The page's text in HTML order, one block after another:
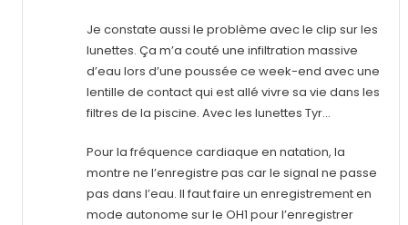
Je constate aussi le problème avec le clip sur les
lunettes. Ça m’a couté une infiltration massive
d’eau lors d’une poussée ce week-end avec une
lentille de contact qui est allé vivre sa vie dans les
filtres de la piscine. Avec les lunettes Tyr…
Pour la fréquence cardiaque en natation, la
montre ne l’enregistre pas car le signal ne passe
pas dans l’eau. Il faut faire un enregistrement en
mode autonome sur le OH1 pour l’enregistrer